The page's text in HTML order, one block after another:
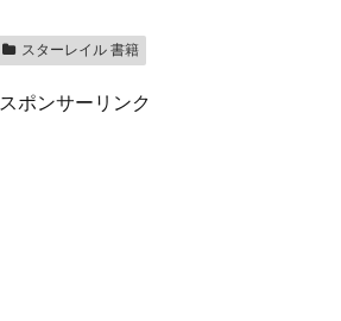
スターレイル 書籍
スポンサーリンク